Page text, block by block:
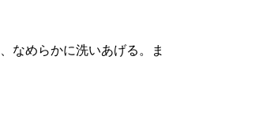
なめらかに洗いあげる。ま